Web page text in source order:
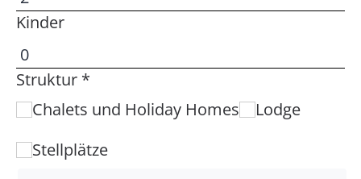
Kinder
Struktur *
Chalets und Holiday Homes
Lodge
Stellplätze